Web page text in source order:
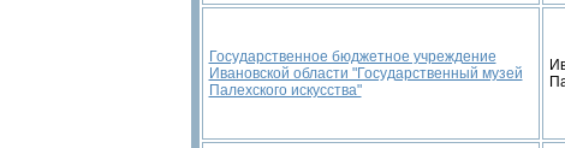
Государственное бюджетное учреждение
Ивановской области "Государственный музей
Палехского искусства"